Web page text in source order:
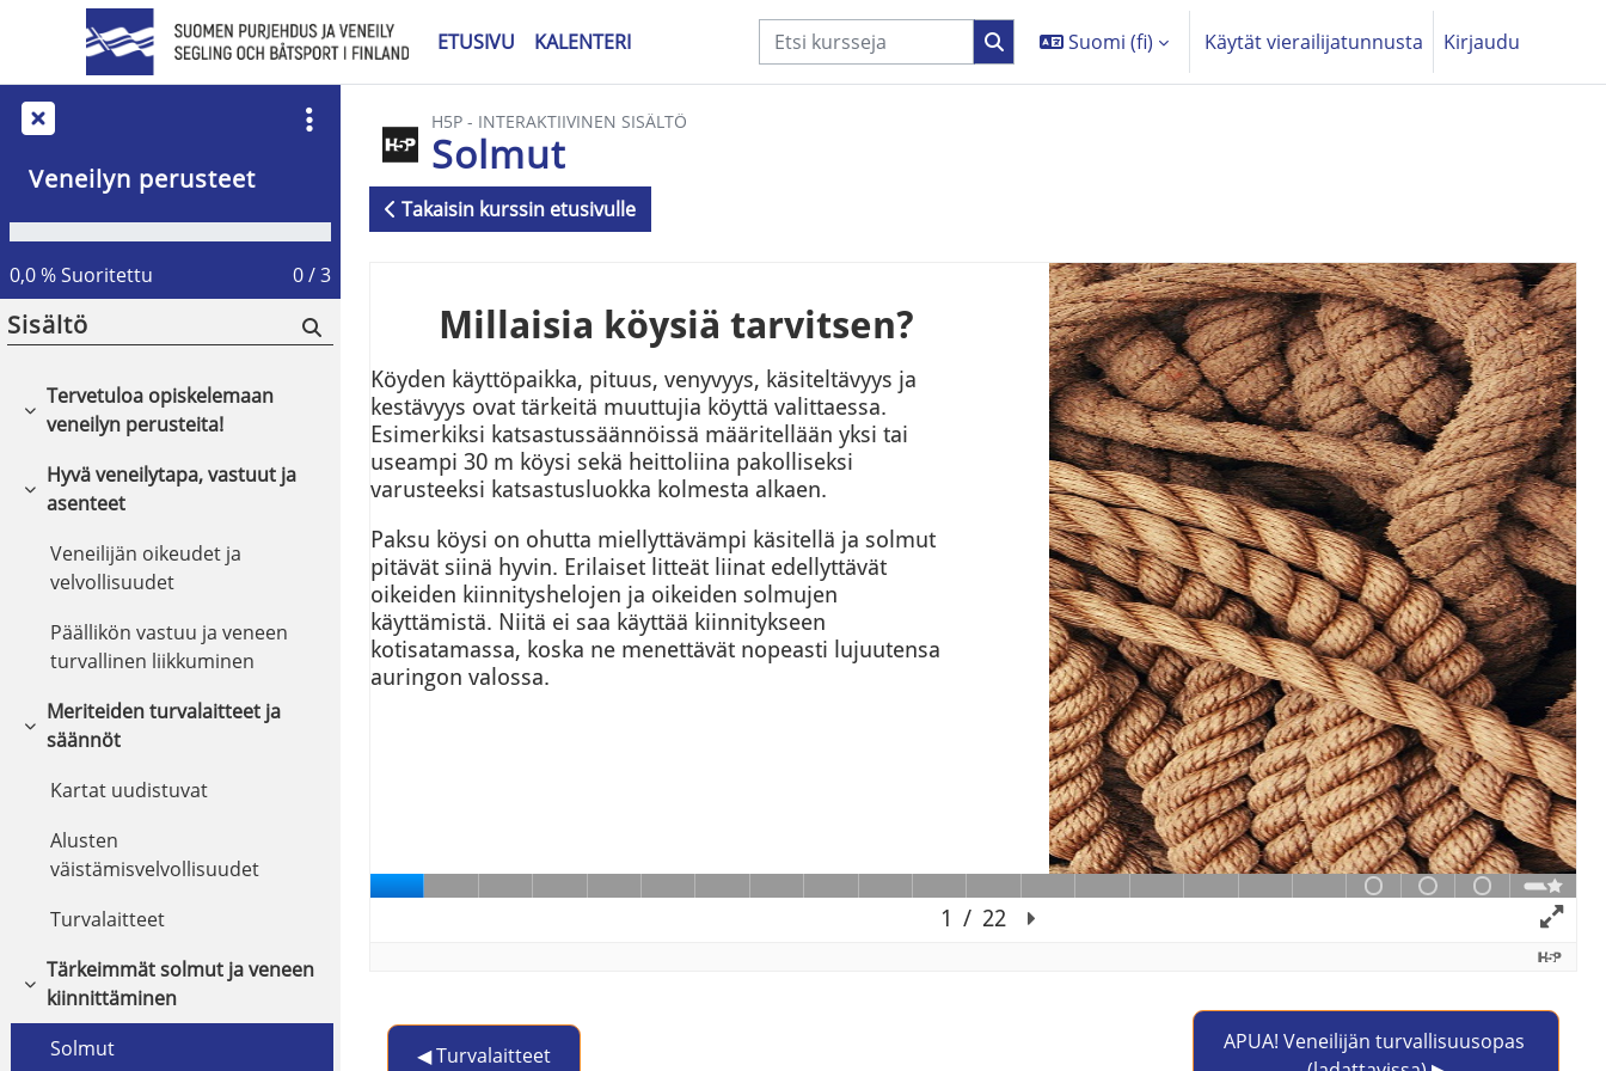
Siirry pääsisältöön
ETUSIVU
KALENTERI Suomi ‎(fi)‎ Käytät vierailijatunnusta Kirjaudu
H5P - INTERAKTIIVINEN SISÄLTÖ
Solmut
Takaisin kurssin etusivulle
◀︎ Turvalaitteet
APUA! Veneilijän turvallisuusopas
Veneilyn perusteet
0,0 % Suoritettu 0 / 3
Sisältö
Tiivistä
Tervetuloa opiskelemaan
veneilyn perusteita!
Tiivistä
Hyvä veneilytapa, vastuut ja
asenteet
Veneilijän oikeudet ja
velvollisuudet
Päällikön vastuu ja veneen
turvallinen liikkuminen
Tiivistä
Meriteiden turvalaitteet ja
säännöt
Kartat uudistuvat
Alusten
väistämisvelvollisuudet
Turvalaitteet
Tiivistä
Tärkeimmät solmut ja veneen
kiinnittäminen
Solmut